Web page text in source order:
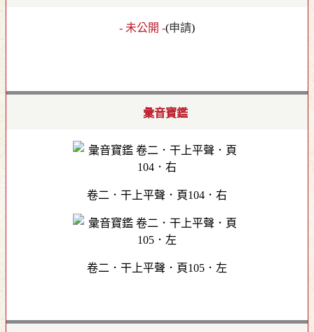
- 未公開 -(申請)
彙音寶鑑
卷二．干上平聲．頁104．右
卷二．干上平聲．頁105．左